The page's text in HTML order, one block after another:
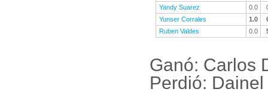
Yandy Suarez
0.0
Yunser Corrales
1.0
Ruben Valdes
0.0
Ganó: Carlos
Perdió: